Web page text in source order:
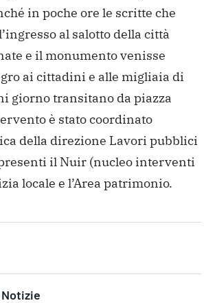
in poche ore le scritte che
al salotto della città
e il monumento venisse
ai cittadini e alle migliaia di
giorno transitano da piazza
è stato coordinato
della direzione Lavori pubblici
il Nuir (nucleo interventi
locale e l’Area patrimonio.